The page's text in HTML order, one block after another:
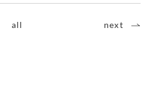
all next